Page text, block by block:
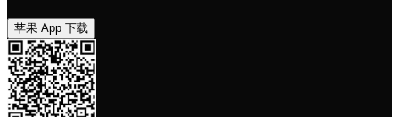
苹果 App 下载